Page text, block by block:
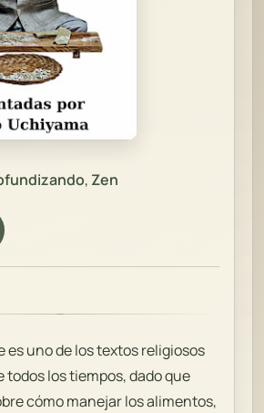
, Zen
es uno de los textos religiosos
todos los tiempos, dado que
cómo manejar los alimentos,